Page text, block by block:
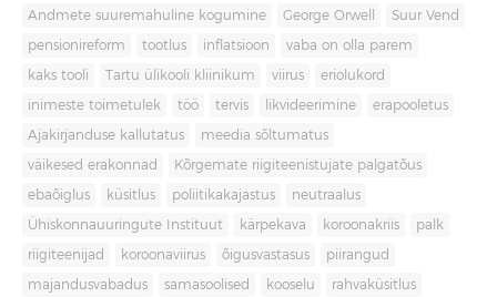
Andmete suuremahuline kogumine George Orwell Suur Vend
pensionireform tootlus inflatsioon vaba on olla parem
kaks tooli Tartu ülikooli kliinikum viirus eriolukord
inimeste toimetulek töö tervis likvideerimine erapooletus
Ajakirjanduse kallutatus meedia sõltumatus
väikesed erakonnad Kõrgemate riigiteenistujate palgatõus
ebaõiglus küsitlus poliitikakajastus neutraalus
Ühiskonnauuringute Instituut kärpekava koroonakriis palk
riigiteenijad koroonaviirus õigusvastasus piirangud
majandusvabadus samasoolised kooselu rahvaküsitlus